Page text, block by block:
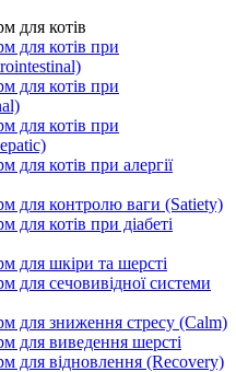
для котів
для котів при
для котів при
для котів при
для котів при алергії
для контролю ваги (Satiety)
котів при діабеті
для шкіри та шерсті
для сечовивідної системи
для зниження стресу (Calm)
для виведення шерсті
для відновлення (Recovery)